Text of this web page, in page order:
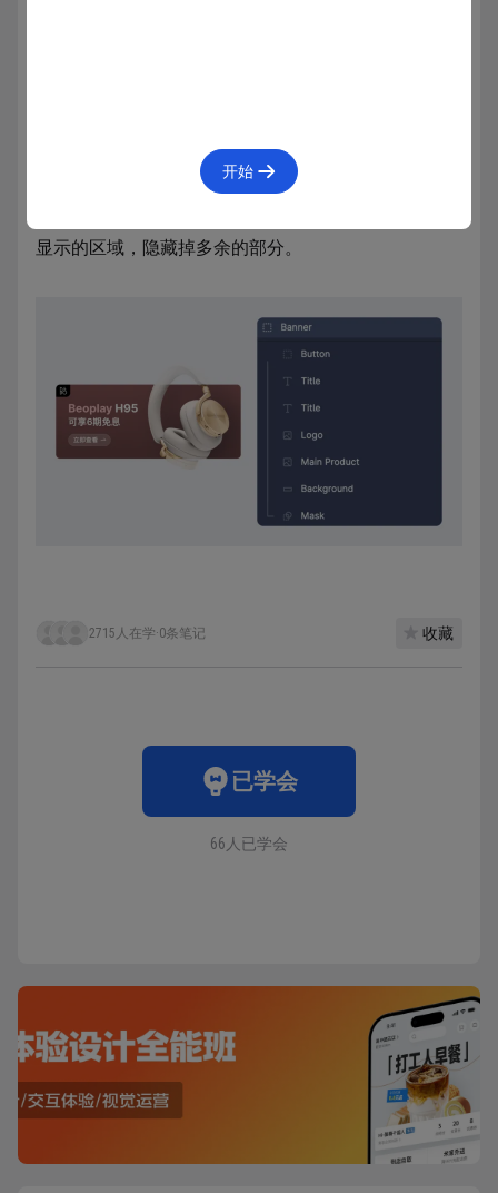
显示的区域，隐藏掉多余的部分。
2715人在学·0条笔记 收藏
已学会
66人已学会
开始